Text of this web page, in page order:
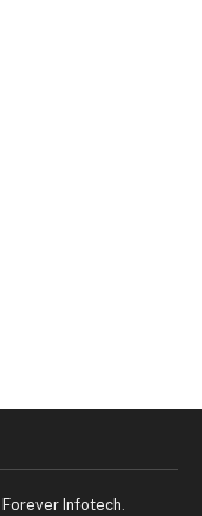
Forever Infotech.